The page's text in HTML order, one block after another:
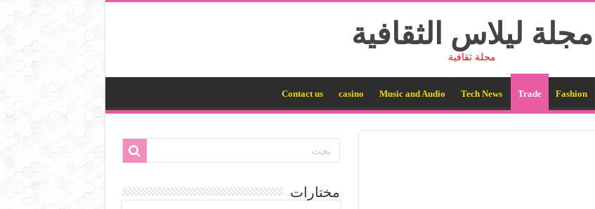
مجلة ليلاس الثقافية
مجلة ثقافية
Fashion
Trade
Tech News
Music and Audio
casino
Contact us
مختارات